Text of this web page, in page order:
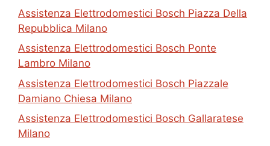
Assistenza Elettrodomestici Bosch Piazza Della
Repubblica Milano
Assistenza Elettrodomestici Bosch Ponte
Lambro Milano
Assistenza Elettrodomestici Bosch Piazzale
Damiano Chiesa Milano
Assistenza Elettrodomestici Bosch Gallaratese
Milano